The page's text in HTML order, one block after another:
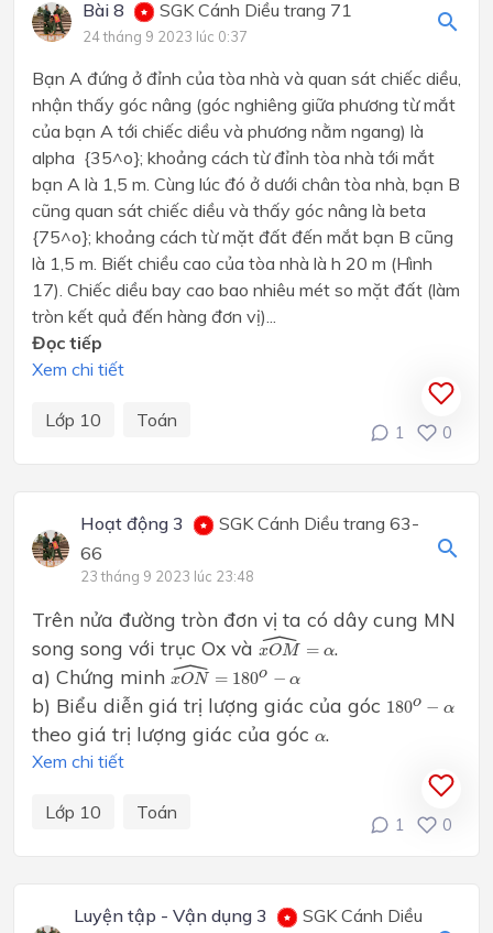
Bài 8 SGK Cánh Diều trang 71
24 tháng 9 2023 lúc 0:37
Bạn A đứng ở đỉnh của tòa nhà và quan sát chiếc diều,
nhận thấy góc nâng (góc nghiêng giữa phương từ mắt
của bạn A tới chiếc diều và phương nằm ngang) là
alpha {35^o}; khoảng cách từ đỉnh tòa nhà tới mắt
bạn A là 1,5 m. Cùng lúc đó ở dưới chân tòa nhà, bạn B
cũng quan sát chiếc diều và thấy góc nâng là beta
{75^o}; khoảng cách từ mặt đất đến mắt bạn B cũng
là 1,5 m. Biết chiều cao của tòa nhà là h 20 m (Hình
17). Chiếc diều bay cao bao nhiêu mét so mặt đất (làm
tròn kết quả đến hàng đơn vị)...
Đọc tiếp
Xem chi tiết
Lớp 10 Toán
1 0
Hoạt động 3
SGK Cánh Diều trang 63-
66
23 tháng 9 2023 lúc 23:48
Trên nửa đường tròn đơn vị ta có dây cung MN
song song với trục Ox và ˆ
xOM = α
xOM
.
a) Chứng minh ˆ
xON = 180o − α
xON^ 180o
b) Biểu diễn giá trị lượng giác của góc 180o − α
180o
theo giá trị lượng giác của góc α
α.
Xem chi tiết
Lớp 10 Toán
1 0
Luyện tập - Vận dụng 3
SGK Cánh Diều